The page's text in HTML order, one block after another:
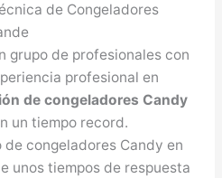
de Congeladores
grupo de profesionales con
profesional en
de congeladores Candy
un tiempo record.
congeladores Candy en
unos tiempos de respuesta